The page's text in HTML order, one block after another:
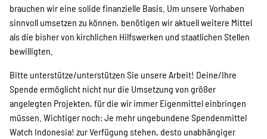
brauchen wir eine solide finanzielle Basis. Um unsere Vorhaben
sinnvoll umsetzen zu können, benötigen wir aktuell weitere Mittel
als die bisher von kirchlichen Hilfswerken und staatlichen Stellen
bewilligten.
Bitte unterstütze/unterstützen Sie unsere Arbeit! Deine/Ihre
Spende ermöglicht nicht nur die Umsetzung von größer
angelegten Projekten, für die wir immer Eigenmittel einbringen
müssen. Wichtiger noch: Je mehr ungebundene Spendenmittel
Watch Indonesia! zur Verfügung stehen, desto unabhängiger